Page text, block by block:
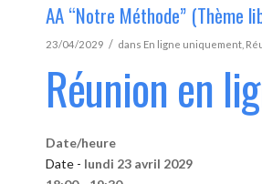
AA “Notre Méthode” (Thème
23/04/2029 / dans En ligne uniquement
Réunion en
Date/heure
Date - lundi 23 avril 2029